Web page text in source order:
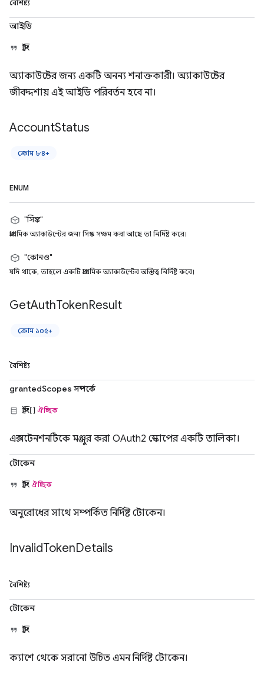
বৈশিষ্ট্য
আইডি
স্ট্রিং
অ্যাকাউন্টের জন্য একটি অনন্য শনাক্তকারী। অ্যাকাউন্টের
জীবদ্দশায় এই আইডি পরিবর্তন হবে না।
AccountStatus
ক্রোম ৮৪+
ENUM
"সিঙ্ক"
প্রাথমিক অ্যাকাউন্টের জন্য সিঙ্ক সক্ষম করা আছে তা নির্দিষ্ট করে।
"কোনও"
যদি থাকে, তাহলে একটি প্রাথমিক অ্যাকাউন্টের অস্তিত্ব নির্দিষ্ট করে।
GetAuthTokenResult
ক্রোম ১০৫+
বৈশিষ্ট্য
grantedScopes সম্পর্কে
স্ট্রিং[] ঐচ্ছিক
এক্সটেনশনটিকে মঞ্জুর করা OAuth2 স্কোপের একটি তালিকা।
টোকেন
স্ট্রিং ঐচ্ছিক
অনুরোধের সাথে সম্পর্কিত নির্দিষ্ট টোকেন।
InvalidTokenDetails
বৈশিষ্ট্য
টোকেন
স্ট্রিং
ক্যাশে থেকে সরানো উচিত এমন নির্দিষ্ট টোকেন।